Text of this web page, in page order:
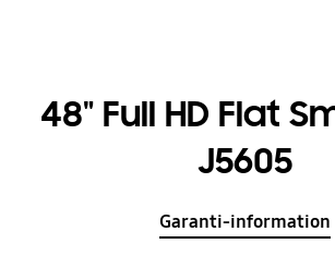
48" Full HD Flat
J5605
Garanti-information